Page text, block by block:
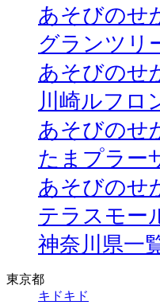
あそびのせ
グランツリ
あそびのせ
川崎ルフロ
あそびのせ
たまプラー
あそびのせ
テラスモー
神奈川県一
東京都
キドキド